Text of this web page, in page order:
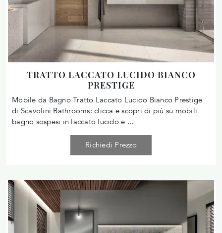
TRATTO LACCATO LUCIDO BIANCO
PRESTIGE
Mobile da Bagno Tratto Laccato Lucido Bianco Prestige
di Scavolini Bathrooms: clicca e scopri di più su mobili
bagno sospesi in laccato lucido e ...
Richiedi Prezzo